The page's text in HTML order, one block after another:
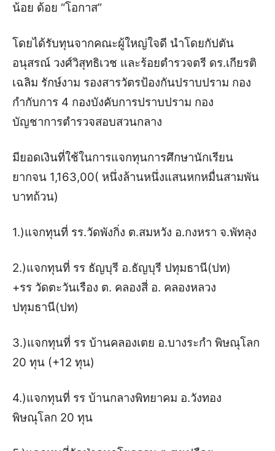
น้อย ด้อย “โอกาส”
โดยได้รับทุนจากคณะผู้ใหญ่ใจดี นำโดยกัปตัน
อนุสรณ์ วงศ์วิสุทธิเวช และร้อยตำรวจตรี ดร.เกียรติ
เฉลิม รักษ์งาม รองสารวัตรป้องกันปราบปราม กอง
กำกับการ 4 กองบังคับการปราบปราม กอง
บัญชาการตำรวจสอบสวนกลาง
มียอดเงินที่ใช้ในการแจกทุนการศึกษานักเรียน
ยากจน 1,163,00( หนึ่งล้านหนึ่งแสนหกหมื่นสามพัน
บาทถ้วน)
1.)แจกทุนที่ รร.วัดพังกิ่ง ต.สมหวัง อ.กงหรา จ.พัทลุง
2.)แจกทุนที่ รร ธัญบุรี อ.ธัญบุรี ปทุมธานี(ปท)
+รร วัดตะวันเรือง ต. คลองสี่ อ. คลองหลวง
ปทุมธานี(ปท)
3.)แจกทุนที่ รร บ้านคลองเตย อ.บางระกำ พิษณุโลก
20 ทุน (+12 ทุน)
4.)แจกทุนที่ รร บ้านกลางพิทยาคม อ.วังทอง
พิษณุโลก 20 ทุน